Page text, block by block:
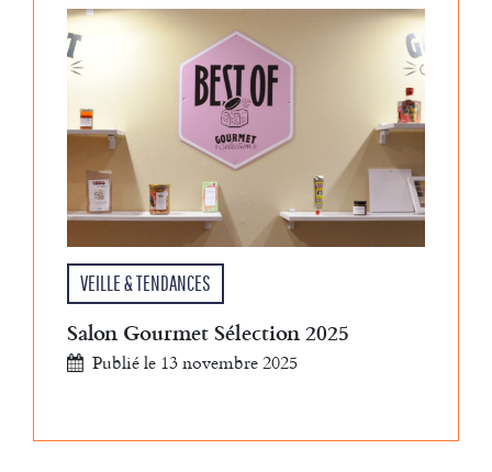
VEILLE & TENDANCES
Salon Gourmet Sélection 2025
Publié le 13 novembre 2025